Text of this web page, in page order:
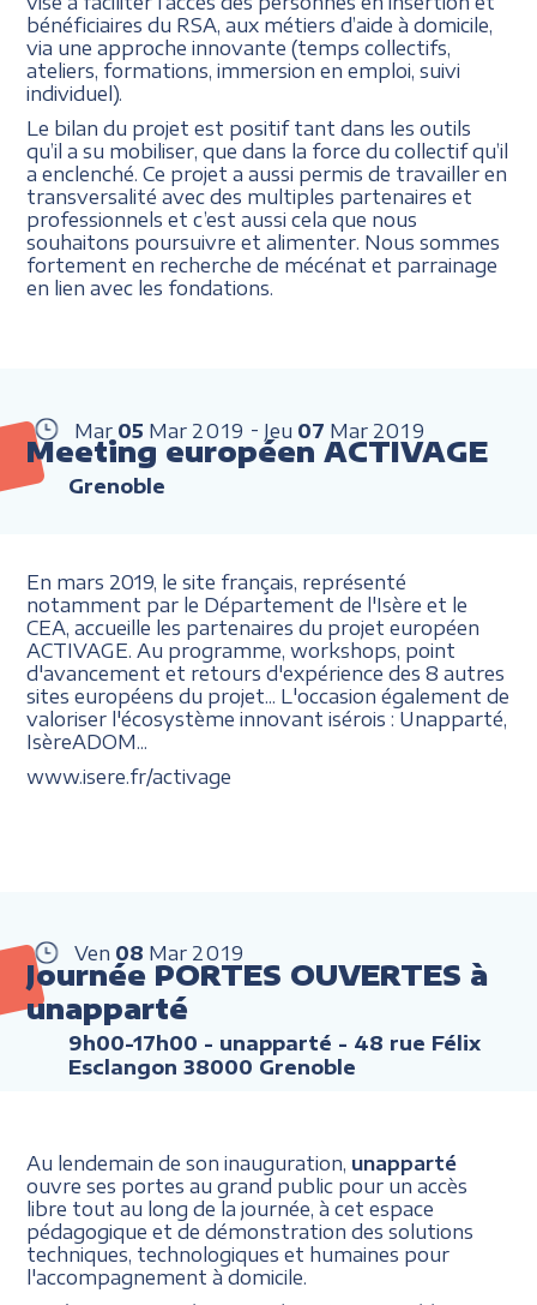
bénéficiaires du RSA, aux métiers d’aide à domicile,
via une approche innovante (temps collectifs,
ateliers, formations, immersion en emploi, suivi
individuel).
Le bilan du projet est positif tant dans les outils
qu’il a su mobiliser, que dans la force du collectif qu’il
a enclenché. Ce projet a aussi permis de travailler en
transversalité avec des multiples partenaires et
professionnels et c’est aussi cela que nous
souhaitons poursuivre et alimenter. Nous sommes
fortement en recherche de mécénat et parrainage
en lien avec les fondations.
Mar 05 Mar 2019 Jeu 07 Mar 2019
Meeting européen ACTIVAGE
Grenoble
En mars 2019, le site français, représenté
notamment par le Département de l'Isère et le
CEA, accueille les partenaires du projet européen
ACTIVAGE. Au programme, workshops, point
d'avancement et retours d'expérience des 8 autres
sites européens du projet... L'occasion également de
valoriser l'écosystème innovant isérois : Unapparté,
IsèreADOM...
www.isere.fr/activage
Ven 08 Mar 2019
Journée PORTES OUVERTES à
unapparté
9h00-17h00 - unapparté - 48 rue Félix
Esclangon 38000 Grenoble
Au lendemain de son inauguration, unapparté
ouvre ses portes au grand public pour un accès
libre tout au long de la journée, à cet espace
pédagogique et de démonstration des solutions
techniques, technologiques et humaines pour
l'accompagnement à domicile.